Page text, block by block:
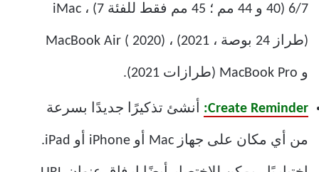
6/7 (40 و 44 مم ؛ 45 مم فقط للفئة 7) ، iMac
(طراز 24 بوصة ، 2021) ، MacBook Air ( 2020)
و MacBook Pro (طرازات 2021).
Create Reminder: أنشئ تذكيرًا جديدًا بسرعة
من أي مكان على جهاز Mac أو iPhone أو iPad.